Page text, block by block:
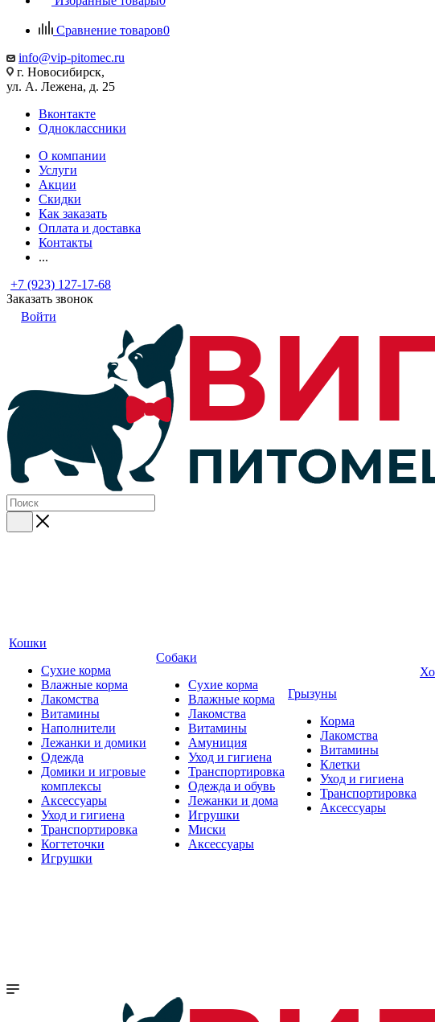
Сравнение товаров0
info@vip-pitomec.ru
г. Новосибирск,
ул. А. Лежена, д. 25
Вконтакте
Одноклассники
О компании
Услуги
Акции
Скидки
Как заказать
Оплата и доставка
Контакты
...
+7 (923) 127-17-68
Заказать звонок
Войти
Кошки
Сухие корма
Влажные корма
Лакомства
Витамины
Наполнители
Лежанки и домики
Одежда
Домики и игровые
комплексы
Аксессуары
Уход и гигиена
Транспортировка
Когтеточки
Игрушки
Собаки
Сухие корма
Влажные корма
Лакомства
Витамины
Амуниция
Уход и гигиена
Транспортировка
Одежда и обувь
Лежанки и дома
Игрушки
Миски
Аксессуары
Грызуны
Корма
Лакомства
Витамины
Клетки
Уход и гигиена
Транспортировка
Аксессуары